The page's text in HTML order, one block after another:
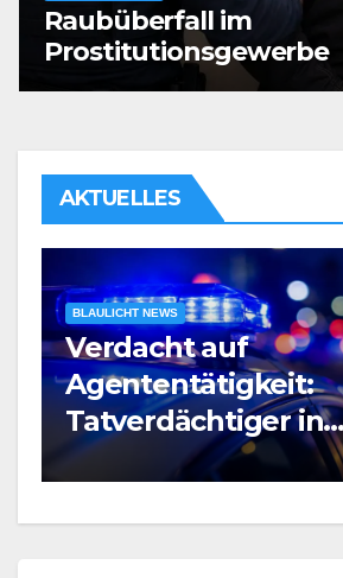
Raubüberfall im
Prostitutionsgewerbe
AKTUELLES
BLAULICHT NEWS
Verdacht auf
Agententätigkeit:
Tatverdächtiger in
Untersuchungshaft